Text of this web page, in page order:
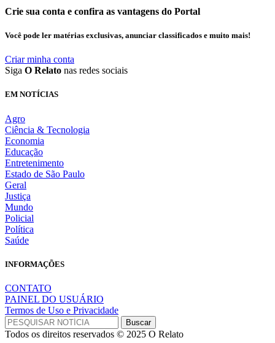
Crie sua conta e confira as vantagens do Portal
Você pode ler matérias exclusivas, anunciar classificados e muito mais!
Criar minha conta
Siga O Relato nas redes sociais
EM NOTÍCIAS
Agro
Ciência & Tecnologia
Economia
Educação
Entretenimento
Estado de São Paulo
Geral
Justiça
Mundo
Policial
Política
Saúde
INFORMAÇÕES
CONTATO
PAINEL DO USUÁRIO
Termos de Uso e Privacidade
Todos os direitos reservados © 2025 O Relato